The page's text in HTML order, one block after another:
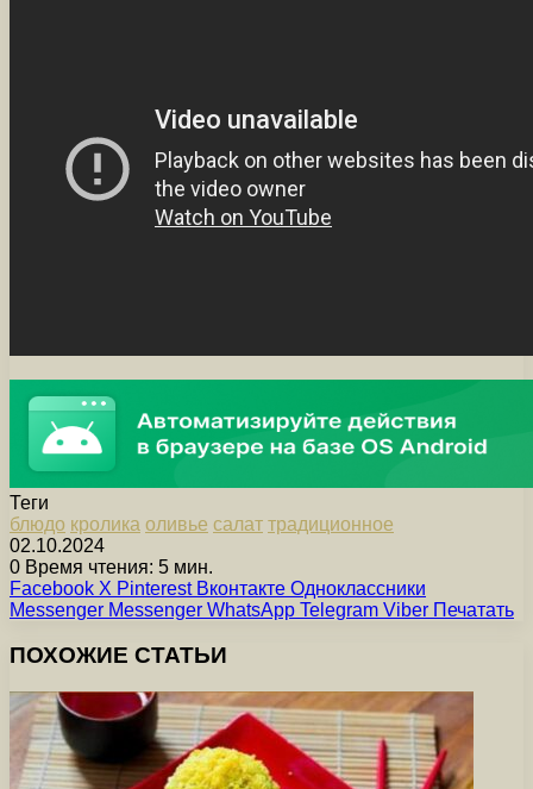
Теги
блюдо кролика оливье салат традиционное
02.10.2024
0 Время чтения: 5 мин.
Facebook X Pinterest Вконтакте Одноклассники
Messenger Messenger WhatsApp Telegram Viber Печатать
ПОХОЖИЕ СТАТЬИ